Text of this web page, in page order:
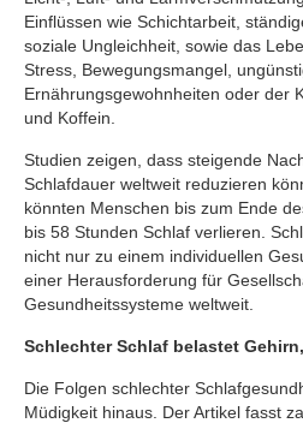
Einflüssen wie Schichtarbeit,
soziale Ungleichheit, sowie das
Stress, Bewegungsmangel,
Ernährungsgewohnheiten oder der
und Koffein.
Studien zeigen, dass steigende
Schlafdauer weltweit reduzieren
könnten Menschen bis zum Ende
bis 58 Stunden Schlaf verlieren.
nicht nur zu einem individuellen
einer Herausforderung für
Gesundheitssysteme weltweit.
Schlechter Schlaf belastet
Die Folgen schlechter
Müdigkeit hinaus. Der Artikel fasst